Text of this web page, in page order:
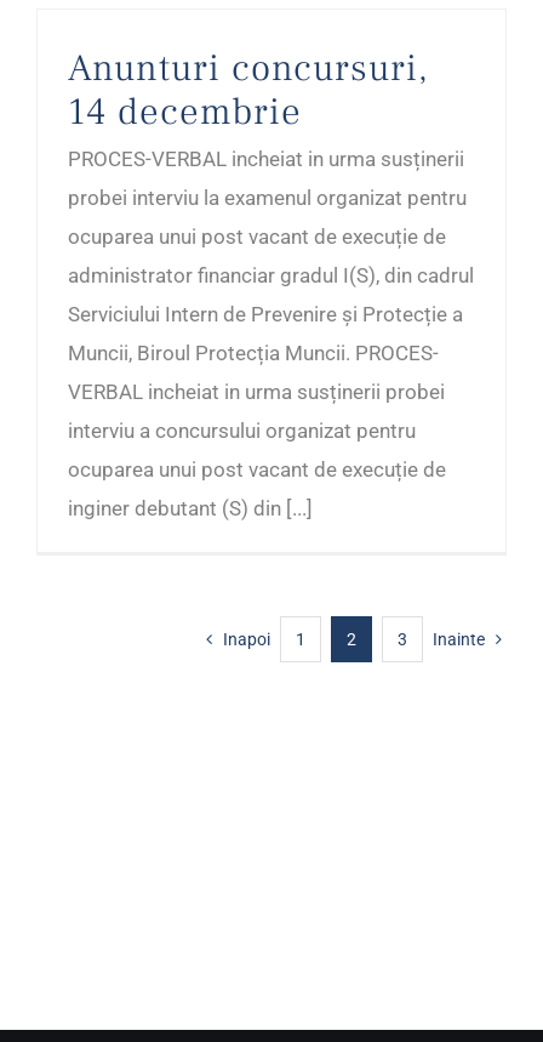
Anunturi concursuri,
14 decembrie
PROCES-VERBAL incheiat in urma susținerii
probei interviu la examenul organizat pentru
ocuparea unui post vacant de execuție de
administrator financiar gradul I(S), din cadrul
Serviciului Intern de Prevenire și Protecție a
Muncii, Biroul Protecția Muncii. PROCES-
VERBAL incheiat in urma susținerii probei
interviu a concursului organizat pentru
ocuparea unui post vacant de execuție de
inginer debutant (S) din [...]
Inapoi 1 2 3 Inainte